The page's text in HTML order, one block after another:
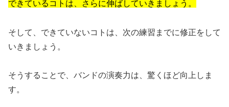
できているコトは、さらに伸ばしていきましょう。
そして、できていないコトは、次の練習までに修正をして
いきましょう。
そうすることで、バンドの演奏力は、驚くほど向上しま
す。